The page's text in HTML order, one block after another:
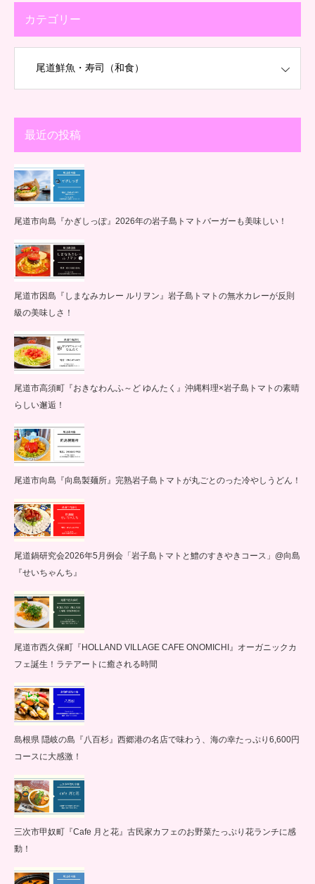
カテゴリー
最近の投稿
尾道市向島『かぎしっぽ』2026年の岩子島トマトバーガーも美味しい！
尾道市因島『しまなみカレー ルリヲン』岩子島トマトの無水カレーが反則
級の美味しさ！
尾道市高須町『おきなわんふ～ど ゆんたく』沖縄料理×岩子島トマトの素晴
らしい邂逅！
尾道市向島『向島製麺所』完熟岩子島トマトが丸ごとのった冷やしうどん！
尾道鍋研究会2026年5月例会「岩子島トマトと鱧のすきやきコース」@向島
『せいちゃんち』
尾道市西久保町『HOLLAND VILLAGE CAFE ONOMICHI』オーガニックカ
フェ誕生！ラテアートに癒される時間
島根県 隠岐の島『八百杉』西郷港の名店で味わう、海の幸たっぷり6,600円
コースに大感激！
三次市甲奴町『Cafe 月と花』古民家カフェのお野菜たっぷり花ランチに感
動！